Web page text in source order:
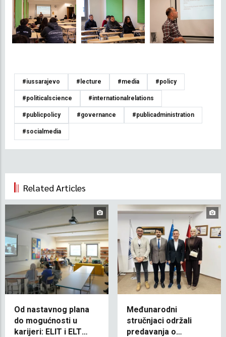
#iussarajevo #lecture #media #policy
#politicalscience #internationalrelations
#publicpolicy #governance #publicadministration
#socialmedia
Related Articles
Od nastavnog plana
do mogućnosti u
karijeri: ELIT i ELT
Međunarodni
stručnjaci održali
predavanja o